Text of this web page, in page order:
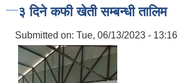
३ दिने कफी खेती सम्बन्धी तालिम
Submitted on: Tue, 06/13/2023 - 13:16